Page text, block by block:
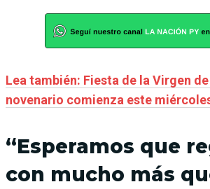
Lea también: Fiesta de la Virgen
novenario comienza este
“Esperamos que
con mucho más